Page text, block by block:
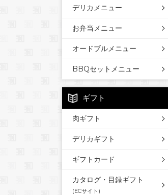
デリカメニュー
お弁当メニュー
オードブルメニュー
BBQセットメニュー
ギフト
肉ギフト
デリカギフト
ギフトカード
カタログ・目録ギフト
(ECサイト)